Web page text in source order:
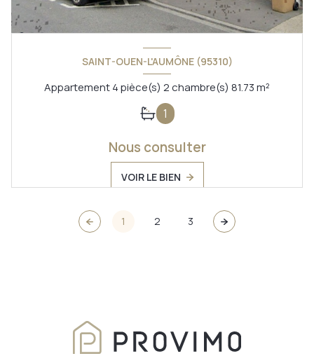
SAINT-OUEN-L'AUMÔNE (95310)
Appartement 4 pièce(s) 2 chambre(s) 81.73 m²
1
Nous consulter
VOIR LE BIEN
1 2 3